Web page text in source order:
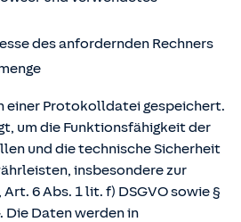
des anfordernden Rechners
einer Protokolldatei gespeichert.
um die Funktionsfähigkeit der
und die technische Sicherheit
insbesondere zur
6 Abs. 1 lit. f) DSGVO sowie §
Die Daten werden in